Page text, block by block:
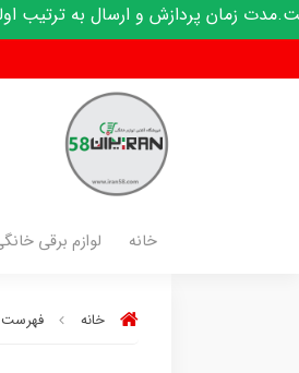
به ترتیب اولویت ثبت تحویل پست و
خانه لوازم برقی
خانه